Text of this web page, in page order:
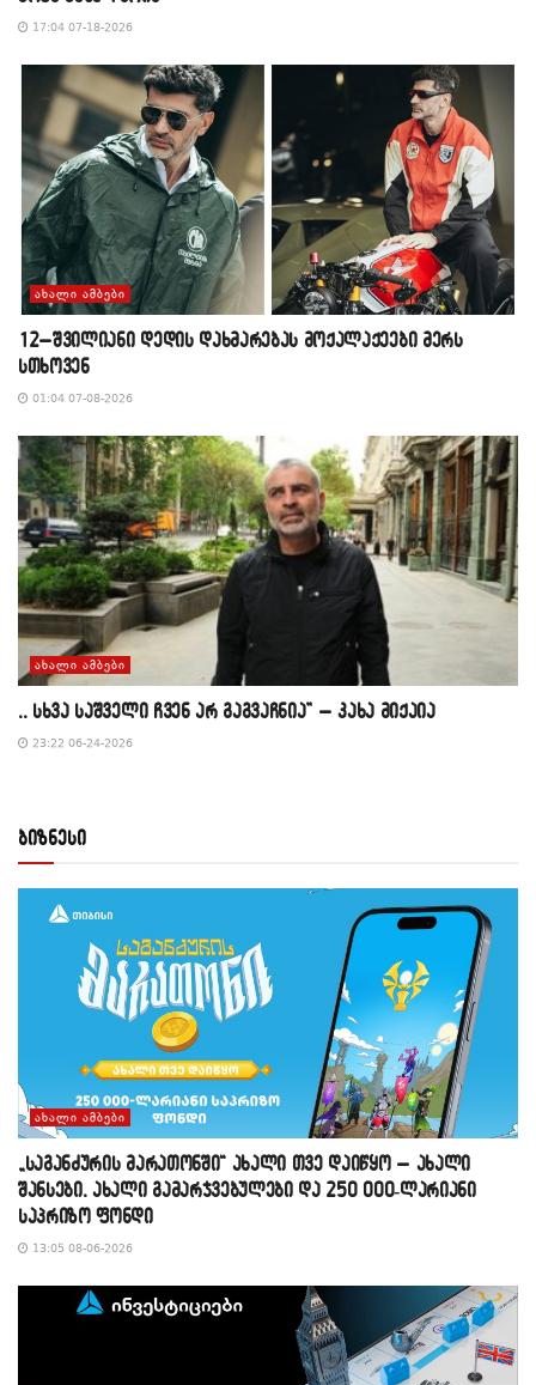
17:04 07-18-2026
ᲐᲮᲐᲚᲘ ᲐᲛᲑᲔᲑᲘ
12–შვილიანი დედის დახმარებას მოქალაქეები მერს
სთხოვენ
01:04 07-08-2026
ᲐᲮᲐᲚᲘ ᲐᲛᲑᲔᲑᲘ
,, სხვა საშველი ჩვენ არ გაგვაჩნია” – კახა მიქაია
23:22 06-24-2026
ბიზნესი
ᲐᲮᲐᲚᲘ ᲐᲛᲑᲔᲑᲘ
„საგანძურის მარათონში“ ახალი თვე დაიწყო – ახალი
შანსები, ახალი გამარჯვებულები და 250 000-ლარიანი
საპრიზო ფონდი
13:05 08-06-2026